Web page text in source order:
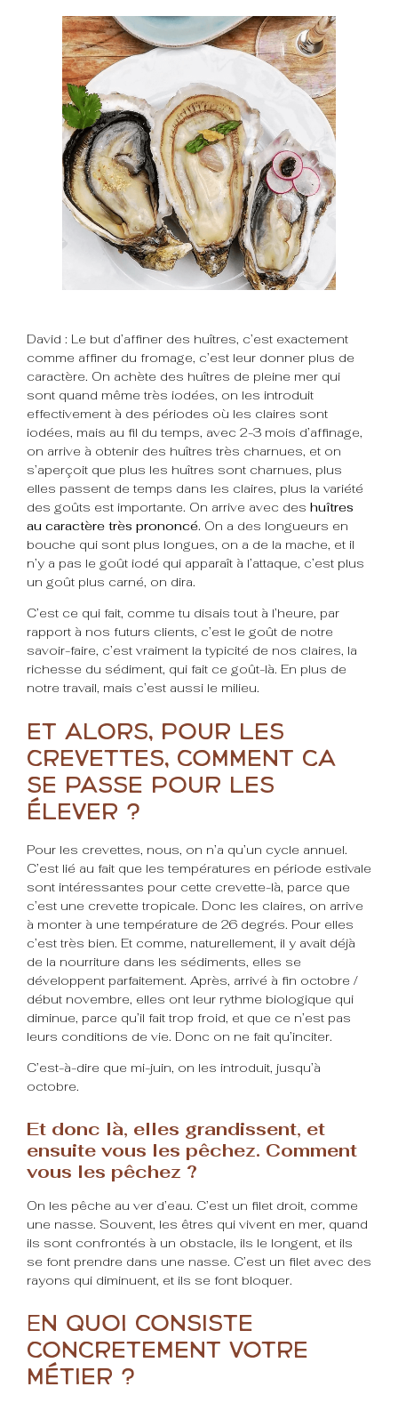
David : Le but d’affiner des huîtres, c’est exactement
comme affiner du fromage, c’est leur donner plus de
caractère. On achète des huîtres de pleine mer qui
sont quand même très iodées, on les introduit
effectivement à des périodes où les claires sont
iodées, mais au fil du temps, avec 2-3 mois d’affinage,
on arrive à obtenir des huîtres très charnues, et on
s’aperçoit que plus les huîtres sont charnues, plus
elles passent de temps dans les claires, plus la variété
des goûts est importante. On arrive avec des huîtres
au caractère très prononcé. On a des longueurs en
bouche qui sont plus longues, on a de la mache, et il
n’y a pas le goût iodé qui apparaît à l’attaque, c’est plus
un goût plus carné, on dira.
C’est ce qui fait, comme tu disais tout à l’heure, par
rapport à nos futurs clients, c’est le goût de notre
savoir-faire, c’est vraiment la typicité de nos claires, la
richesse du sédiment, qui fait ce goût-là. En plus de
notre travail, mais c’est aussi le milieu.
Et alors, pour les
crevettes, comment ça
se passe pour les
élever ?
Pour les crevettes, nous, on n’a qu’un cycle annuel.
C’est lié au fait que les températures en période estivale
sont intéressantes pour cette crevette-là, parce que
c’est une crevette tropicale. Donc les claires, on arrive
à monter à une température de 26 degrés. Pour elles
c’est très bien. Et comme, naturellement, il y avait déjà
de la nourriture dans les sédiments, elles se
développent parfaitement. Après, arrivé à fin octobre /
début novembre, elles ont leur rythme biologique qui
diminue, parce qu’il fait trop froid, et que ce n’est pas
leurs conditions de vie. Donc on ne fait qu’inciter.
C’est-à-dire que mi-juin, on les introduit, jusqu’à
octobre.
Et donc là, elles grandissent, et
ensuite vous les pêchez. Comment
vous les pêchez ?
On les pêche au ver d’eau. C’est un filet droit, comme
une nasse. Souvent, les êtres qui vivent en mer, quand
ils sont confrontés à un obstacle, ils le longent, et ils
se font prendre dans une nasse. C’est un filet avec des
rayons qui diminuent, et ils se font bloquer.
En quoi consiste
concrètement votre
métier ?